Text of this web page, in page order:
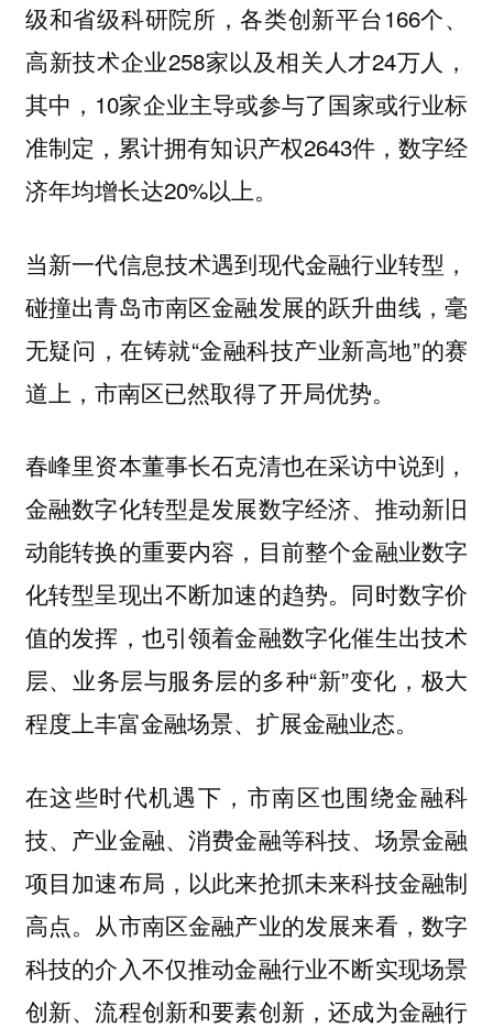
级和省级科研院所，各类创新平台166个、
高新技术企业258家以及相关人才24万人，
其中，10家企业主导或参与了国家或行业标
准制定，累计拥有知识产权2643件，数字经
济年均增长达20%以上。
当新一代信息技术遇到现代金融行业转型，
碰撞出青岛市南区金融发展的跃升曲线，毫
无疑问，在铸就“金融科技产业新高地”的赛
道上，市南区已然取得了开局优势。
春峰里资本董事长石克清也在采访中说到，
金融数字化转型是发展数字经济、推动新旧
动能转换的重要内容，目前整个金融业数字
化转型呈现出不断加速的趋势。同时数字价
值的发挥，也引领着金融数字化催生出技术
层、业务层与服务层的多种“新”变化，极大
程度上丰富金融场景、扩展金融业态。
在这些时代机遇下，市南区也围绕金融科
技、产业金融、消费金融等科技、场景金融
项目加速布局，以此来抢抓未来科技金融制
高点。从市南区金融产业的发展来看，数字
科技的介入不仅推动金融行业不断实现场景
创新、流程创新和要素创新，还成为金融行